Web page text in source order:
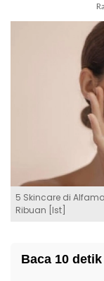
5 Skincare di
Ribuan [Ist]
Baca 10 detik